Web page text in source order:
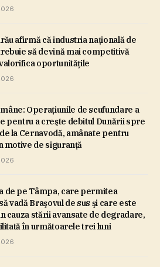
afirmă că industria naţională de
să devină mai competitivă
oportunităţile
Operaţiunile de scufundare a
pentru a creşte debitul Dunării spre
la Cernavodă, amânate pentru
motive de siguranţă
de pe Tâmpa, care permitea
vadă Braşovul de sus şi care este
cauza stării avansate de degradare,
în următoarele trei luni